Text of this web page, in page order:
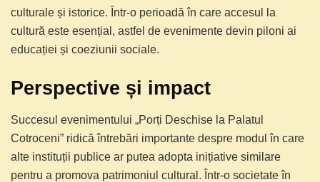
culturale și istorice. Într-o perioadă în care accesul la
cultură este esențial, astfel de evenimente devin piloni ai
educației și coeziunii sociale.
Perspective și impact
Succesul evenimentului „Porți Deschise la Palatul
Cotroceni” ridică întrebări importante despre modul în care
alte instituții publice ar putea adopta inițiative similare
pentru a promova patrimoniul cultural. Într-o societate în